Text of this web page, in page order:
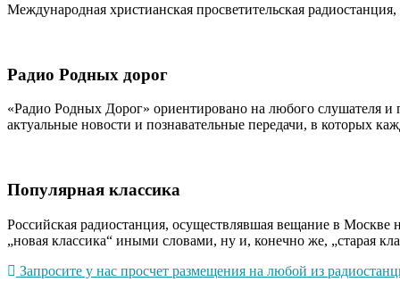
Международная христианская просветительская
Радио Родных дорог
«Радио Родных Дорог» ориентировано на любого слушателя
актуальные новости и познавательные передачи, в которых
Популярная классика
Российская радиостанция, осуществлявшая вещание в Москве
„новая классика“ иными словами, ну и, конечно же, „старая
Запросите у нас просчет размещения на любой из